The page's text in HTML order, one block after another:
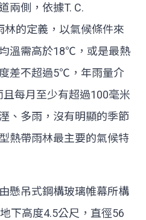
兩側，依據T. C.
的定義，以氣候條件來
溫需高於18℃，或是最熱
差不超過5℃，年雨量介
每月至少有超過100毫米
、多雨，沒有明顯的季節
熱帶雨林最主要的氣候特
懸吊式鋼構玻璃帷幕所構
下高度4.5公尺，直徑56